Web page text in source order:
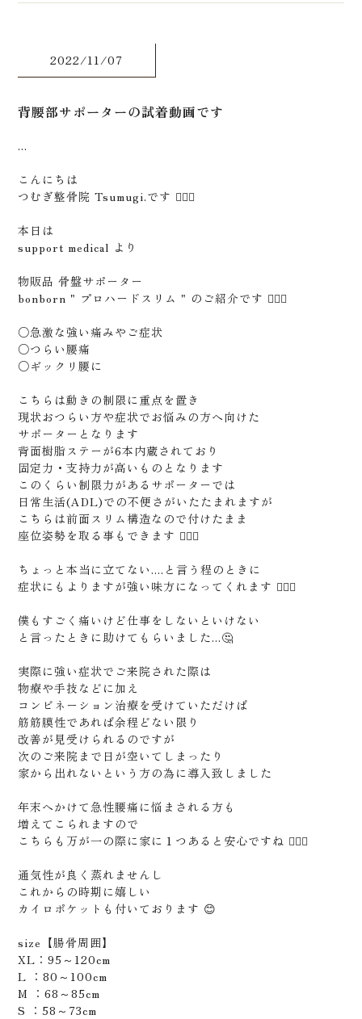
2022/11/07
背腰部サポーターの試着動画です
...
こんにちは
つむぎ整骨院 Tsumugi.です 🙋🏻‍♂️
本日は
support medical より
物販品 骨盤サポーター
bonborn " プロハードスリム " のご紹介です 🙇🏻‍♂️
○急激な強い痛みやご症状
○つらい腰痛
○ギックリ腰に
こちらは動きの制限に重点を置き
現状おつらい方や症状でお悩みの方へ向けた
サポーターとなります
背面樹脂ステーが6本内蔵されており
固定力・支持力が高いものとなります
このくらい制限力があるサポーターでは
日常生活(ADL)での不便さがいたたまれますが
こちらは前面スリム構造なので付けたまま
座位姿勢を取る事もできます 🙆🏻‍♂️
ちょっと本当に立てない....と言う程のときに
症状にもよりますが強い味方になってくれます 🙆🏻‍♂️
僕もすごく痛いけど仕事をしないといけない
と言ったときに助けてもらいました...🤔
実際に強い症状でご来院された際は
物療や手技などに加え
コンビネーション治療を受けていただけば
筋筋膜性であれば余程どない限り
改善が見受けられるのですが
次のご来院まで日が空いてしまったり
家から出れないという方の為に導入致しました
年末へかけて急性腰痛に悩まされる方も
増えてこられますので
こちらも万が一の際に家に１つあると安心ですね 🙆🏻‍♂️
通気性が良く蒸れませんし
これからの時期に嬉しい
カイロポケットも付いております 😊
size【腸骨周囲】
XL：95～120cm
L ：80～100cm
M ：68～85cm
S ：58～73cm